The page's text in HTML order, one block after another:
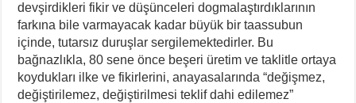
devşirdikleri fikir ve düşünceleri dogmalaştırdıklarının
farkına bile varmayacak kadar büyük bir taassubun
içinde, tutarsız duruşlar sergilemektedirler. Bu
bağnazlıkla, 80 sene önce beşeri üretim ve taklitle ortaya
koydukları ilke ve fikirlerini, anayasalarında “değişmez,
değiştirilemez, değiştirilmesi teklif dahi edilemez”